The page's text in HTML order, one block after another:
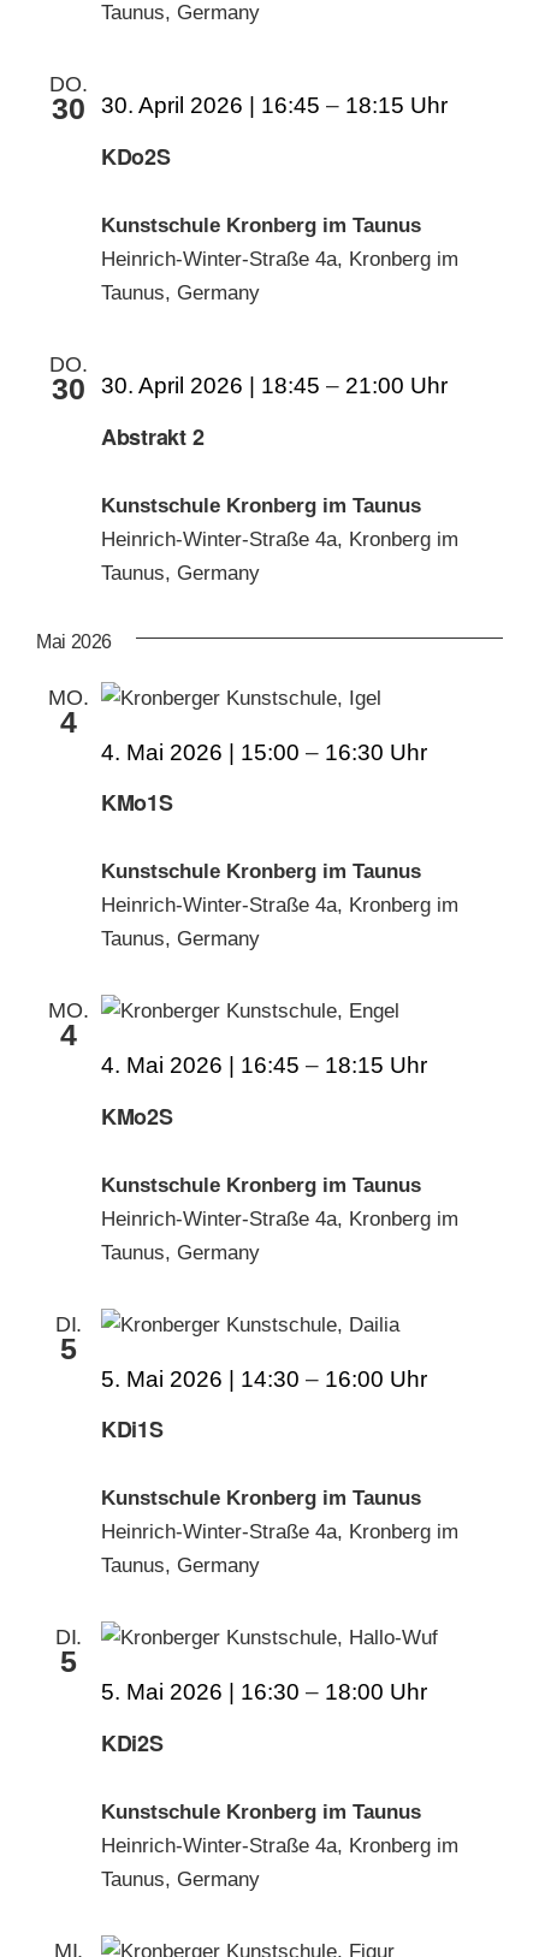
Taunus, Germany
DO.
30
KDo2S
30. April 2026 | 16:45 – 18:15
Kunstschule Kronberg im Taunus
Heinrich-Winter-Straße 4a, Kronberg im
Taunus, Germany
DO.
30
Abstrakt 2
30. April 2026 | 18:45 – 21:00
Kunstschule Kronberg im Taunus
Heinrich-Winter-Straße 4a, Kronberg im
Taunus, Germany
Mai 2026
MO.
4
KMo1S
4. Mai 2026 | 15:00 – 16:30
Kunstschule Kronberg im Taunus
Heinrich-Winter-Straße 4a, Kronberg im
Taunus, Germany
MO.
4
KMo2S
4. Mai 2026 | 16:45 – 18:15
Kunstschule Kronberg im Taunus
Heinrich-Winter-Straße 4a, Kronberg im
Taunus, Germany
DI.
5
KDi1S
5. Mai 2026 | 14:30 – 16:00
Kunstschule Kronberg im Taunus
Heinrich-Winter-Straße 4a, Kronberg im
Taunus, Germany
DI.
5
KDi2S
5. Mai 2026 | 16:30 – 18:00
Kunstschule Kronberg im Taunus
Heinrich-Winter-Straße 4a, Kronberg im
Taunus, Germany
MI.